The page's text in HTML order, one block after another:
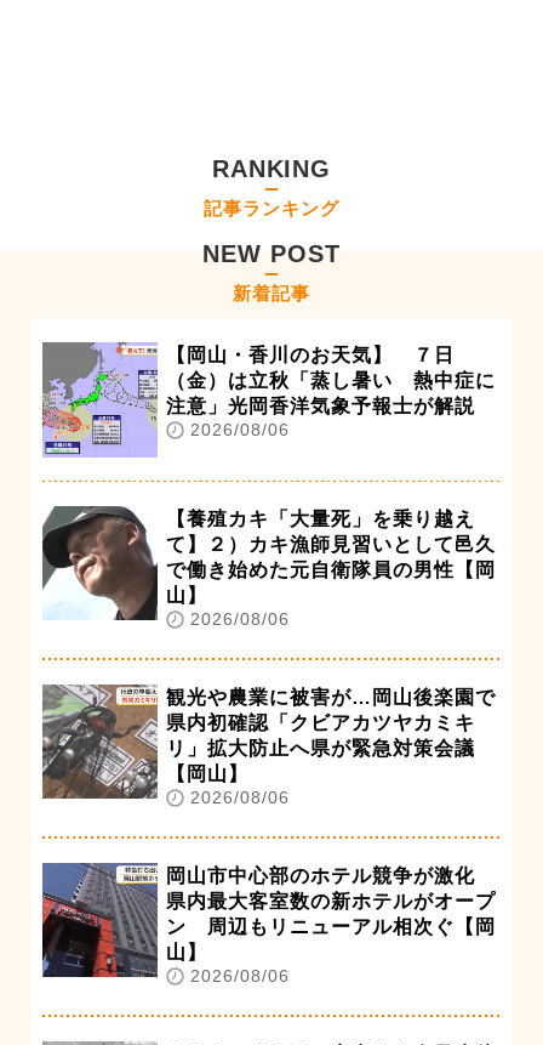
RANKING
記事ランキング
NEW POST
新着記事
【岡山・香川のお天気】 ７日
（金）は立秋「蒸し暑い 熱中症に
注意」光岡香洋気象予報士が解説
2026/08/06
【養殖カキ「大量死」を乗り越え
て】２）カキ漁師見習いとして邑久
で働き始めた元自衛隊員の男性【岡
山】
2026/08/06
観光や農業に被害が…岡山後楽園で
県内初確認「クビアカツヤカミキ
リ」拡大防止へ県が緊急対策会議
【岡山】
2026/08/06
岡山市中心部のホテル競争が激化
県内最大客室数の新ホテルがオープ
ン 周辺もリニューアル相次ぐ【岡
山】
2026/08/06